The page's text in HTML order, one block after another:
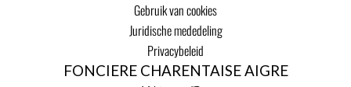
Gebruik van cookies
Juridische mededeling
Privacybeleid
FONCIERE CHARENTAISE AIGRE